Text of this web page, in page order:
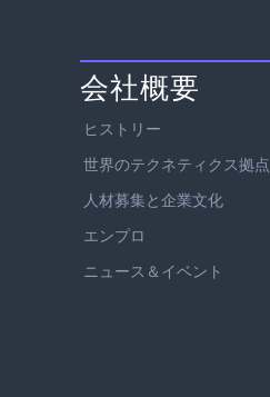
会社概要
ヒストリー
世界のテクネティクス拠点
人材募集と企業文化
エンプロ
ニュース＆イベント